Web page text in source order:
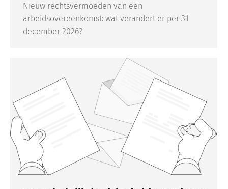
Nieuw rechtsvermoeden van een
arbeidsovereenkomst: wat verandert er per 31
december 2026?